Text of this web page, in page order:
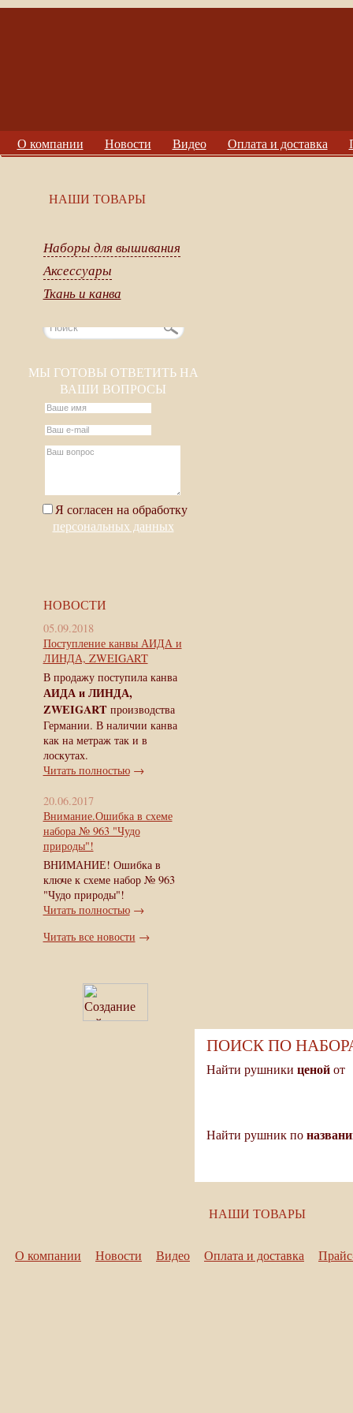
О компании Новости Видео Оплата и доставка
НАШИ ТОВАРЫ
Наборы для вышивания
Аксессуары
Ткань и канва
МЫ ГОТОВЫ ОТВЕТИТЬ НА
ВАШИ ВОПРОСЫ
Я согласен на обработку
персональных данных
НОВОСТИ
05.09.2018
Поступление канвы АИДА и
ЛИНДА, ZWEIGART
В продажу поступила канва
АИДА и ЛИНДА,
ZWEIGARTпроизводства
Германии. В наличии канва
как на метраж так и в
лоскутах.
Читать полностью →
20.06.2017
Внимание.Ошибка в схеме
набора № 963 "Чудо
природы"!
ВНИМАНИЕ! Ошибка в
ключе к схеме набор № 963
"Чудо природы"!
Читать полностью →
Читать все новости →
ПОИСК ПО
Найти рушники ценойот
Найти рушник по
НАШИ ТОВАРЫ
О компании Новости Видео Оплата и доставка